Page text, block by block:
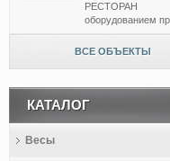
РЕСТОРАН
оборудованием
ВСЕ ОБЪЕКТЫ
КАТАЛОГ
Весы